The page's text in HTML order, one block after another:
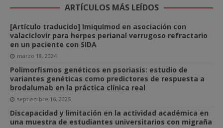
ARTÍCULOS MÁS LEÍDOS
[Artículo traducido] Imiquimod en asociación con
valaciclovir para herpes perianal verrugoso refractario
en un paciente con SIDA
marzo 18, 2024
Polimorfismos genéticos en psoriasis: estudio de
variantes genéticas como predictores de respuesta a
brodalumab en la práctica clínica real
septiembre 16, 2025
Discapacidad y limitación en la actividad académica en
una muestra de estudiantes universitarios con migraña